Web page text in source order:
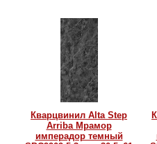
Кварцвинил Alta Step
Arriba Мрамор
имперадор темный